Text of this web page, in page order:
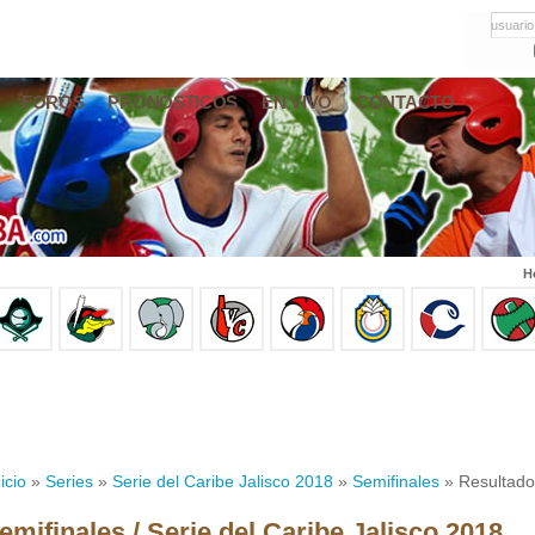
FOROS PRONÓSTICOS EN VIVO CONTACTO
» Series » Serie del Caribe Jalisco 2018 » Semifinales »